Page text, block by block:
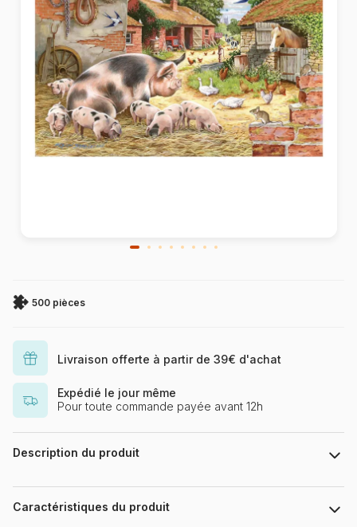
500 pièces
Livraison offerte à partir de 39€ d'achat
Expédié le jour même
Pour toute commande payée avant 12h
Description du produit
Keith Stapleton
Caractéristiques du produit